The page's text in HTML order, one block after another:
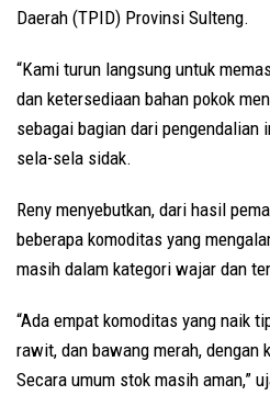
Daerah (TPID) Provinsi Sulteng.
“Kami turun langsung untuk
dan ketersediaan bahan pokok
sebagai bagian dari pengendalian
sela-sela sidak.
Reny menyebutkan, dari hasil
beberapa komoditas yang
masih dalam kategori wajar dan
“Ada empat komoditas yang naik
rawit, dan bawang merah, dengan
Secara umum stok masih aman,”